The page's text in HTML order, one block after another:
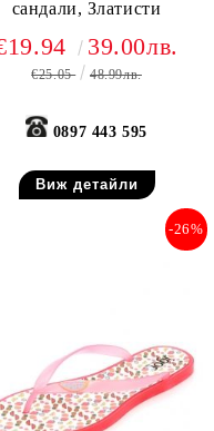
сандали, Златисти
39.00лв.
€25.05 48.99лв.
0897 443 595
Виж детайли
-26%